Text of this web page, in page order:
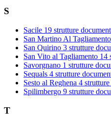
S
Sacile 19 strutture
San Martino Al Tagliamento
San Quirino 3 strutture
San Vito al Tagliamento 14
Savorgnano 1 strutture
Sequals 4 strutture
Sesto al Reghena 4
Spilimbergo 9 strutture
T